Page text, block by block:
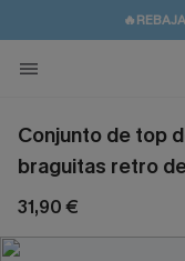
🚚ENVÍO
Conjunto de top
braguitas retro
31,90 €